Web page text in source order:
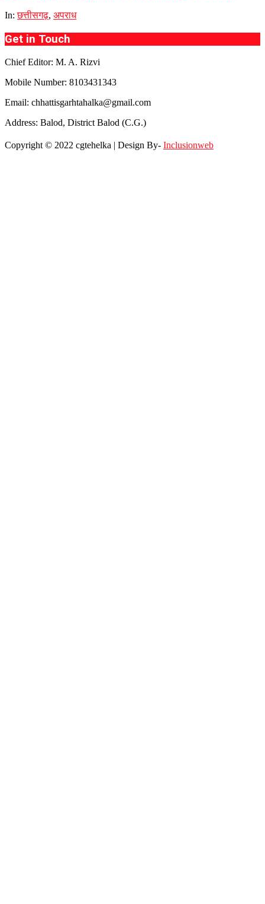
In: छत्तीसगढ़, अपराध
Get in Touch
Chief Editor: M. A. Rizvi
Mobile Number: 8103431343
Email: chhattisgarhtahalka@gmail.com
Address: Balod, District Balod (C.G.)
Copyright © 2022 cgtehelka | Design By- Inclusionweb